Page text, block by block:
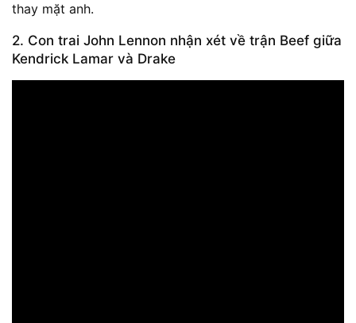
thay mặt anh.
2. Con trai John Lennon nhận xét về trận Beef giữa
Kendrick Lamar và Drake